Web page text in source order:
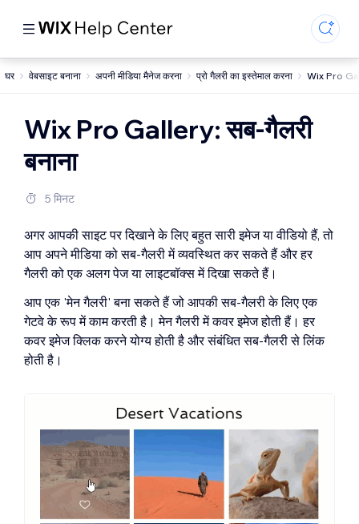
घर वेबसाइट बनाना अपनी मीडिया मैनेज करना प्रो गैलरी का इस्तेमाल करना Wix Pro
Wix Pro Gallery: सब-गैलरी
बनाना
5 मिनट
अगर आपकी साइट पर दिखाने के लिए बहुत सारी इमेज या वीडियो हैं, तो
आप अपने मीडिया को सब-गैलरी में व्यवस्थित कर सकते हैं और हर
गैलरी को एक अलग पेज या लाइटबॉक्स में दिखा सकते हैं।
आप एक 'मेन गैलरी' बना सकते हैं जो आपकी सब-गैलरी के लिए एक
गेटवे के रूप में काम करती है। मेन गैलरी में कवर इमेज होती हैं। हर
कवर इमेज क्लिक करने योग्य होती है और संबंधित सब-गैलरी से लिंक
होती है।